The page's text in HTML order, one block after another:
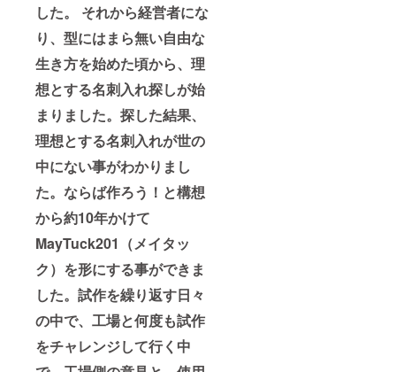
した。 それから経営者にな
り、型にはまら無い自由な
生き方を始めた頃から、理
想とする名刺入れ探しが始
まりました。探した結果、
理想とする名刺入れが世の
中にない事がわかりまし
た。ならば作ろう！と構想
から約10年かけて
MayTuck201（メイタッ
ク）を形にする事ができま
した。試作を繰り返す日々
の中で、工場と何度も試作
をチャレンジして行く中